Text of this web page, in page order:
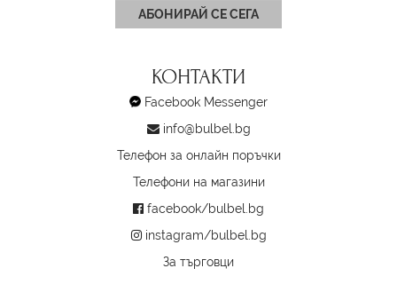
АБОНИРАЙ СЕ СЕГА
КОНТАКТИ
Facebook Messenger
info@bulbel.bg
Телефон за онлайн поръчки
Телефони на магазини
facebook/bulbel.bg
instagram/bulbel.bg
За търговци